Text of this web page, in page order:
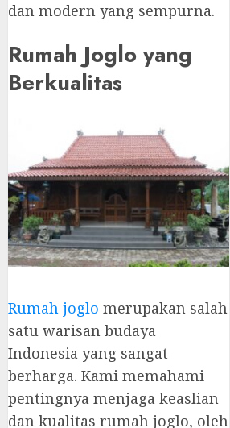
dan modern yang sempurna.
Rumah Joglo yang
Berkualitas
Rumah joglo merupakan salah
satu warisan budaya
Indonesia yang sangat
berharga. Kami memahami
pentingnya menjaga keaslian
dan kualitas rumah joglo, oleh